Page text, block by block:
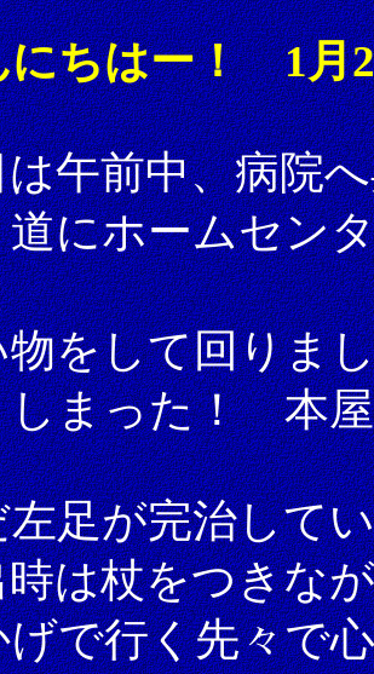
にちはー！ 1月
午前中、病院
にホームセン
をして回りま
しまった！ 本屋
足が完治して
は杖をつきな
で行く先々で